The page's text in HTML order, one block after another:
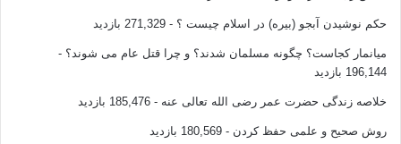
حکم نوشیدن آبجو (بیره) در اسلام چیست ؟ - 271,329 بازدید
میانمار کجاست؟ چگونه مسلمان شدند؟ و چرا قتل عام می شوند؟ -
196,144 بازدید
خلاصه زندگی حضرت عمر رضی الله تعالی عنه - 185,476 بازدید
روش صحیح و علمی حفظ کردن - 180,569 بازدید